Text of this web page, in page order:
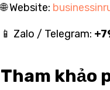
🌐 Website:
📱 Zalo / Telegram:
Tham khảo